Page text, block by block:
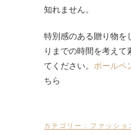
知れません。
特別感のある贈り物を
りまでの時間を考えて
てください。 ボールペ
ちら
カテゴリー : ファッシ